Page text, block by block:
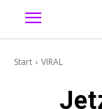
Start VIRAL